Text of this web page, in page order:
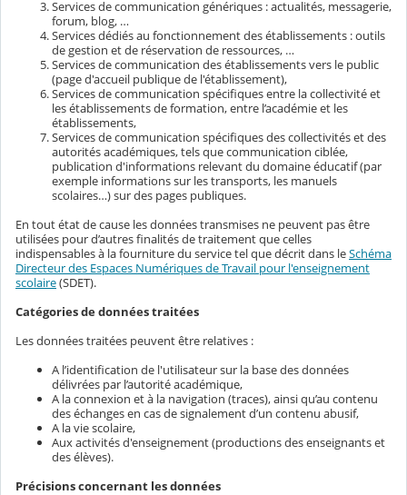
Services de communication génériques : actualités, messagerie,
forum, blog, …
Services dédiés au fonctionnement des établissements : outils
de gestion et de réservation de ressources, …
Services de communication des établissements vers le public
(page d'accueil publique de l'établissement),
Services de communication spécifiques entre la collectivité et
les établissements de formation, entre l’académie et les
établissements,
Services de communication spécifiques des collectivités et des
autorités académiques, tels que communication ciblée,
publication d'informations relevant du domaine éducatif (par
exemple informations sur les transports, les manuels
scolaires…) sur des pages publiques.
En tout état de cause les données transmises ne peuvent pas être
utilisées pour d’autres finalités de traitement que celles
indispensables à la fourniture du service tel que décrit dans leSchéma
Directeur des Espaces Numériques de Travail pour l'enseignement
scolaire(SDET).
Catégories de données traitées
Les données traitées peuvent être relatives :
A l’identification de l'utilisateur sur la base des données
délivrées par l’autorité académique,
A la connexion et à la navigation (traces), ainsi qu’au contenu
des échanges en cas de signalement d’un contenu abusif,
A la vie scolaire,
Aux activités d'enseignement (productions des enseignants et
des élèves).
Précisions concernant les données